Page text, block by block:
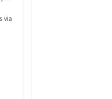
via